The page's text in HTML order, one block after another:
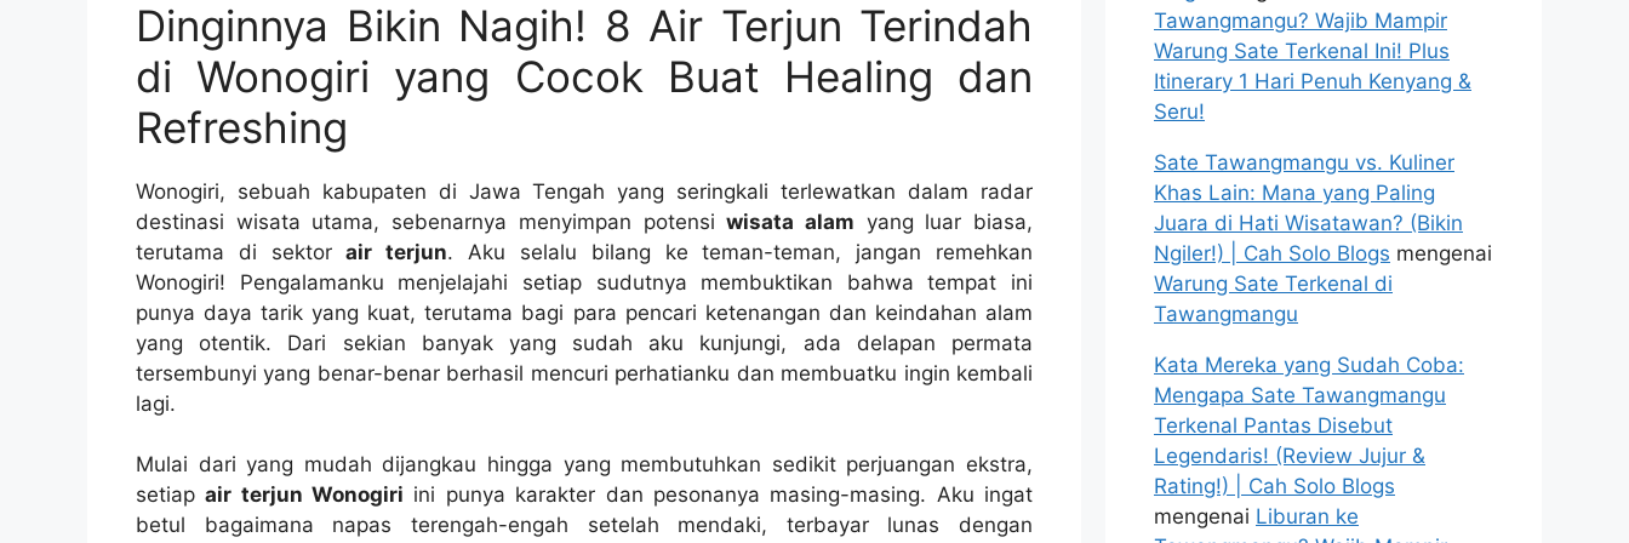
Dinginnya Bikin Nagih! 8 Air Terjun Terindah
di Wonogiri yang Cocok Buat Healing dan
Refreshing
Wonogiri, sebuah kabupaten di Jawa Tengah yang seringkali terlewatkan dalam radar
destinasi wisata utama, sebenarnya menyimpan potensiwisata alam yang luar biasa,
terutama di sektorair terjun. Aku selalu bilang ke teman-teman, jangan remehkan
Wonogiri! Pengalamanku menjelajahi setiap sudutnya membuktikan bahwa tempat ini
punya daya tarik yang kuat, terutama bagi para pencari ketenangan dan keindahan alam
yang otentik. Dari sekian banyak yang sudah aku kunjungi, ada delapan permata
tersembunyi yang benar-benar berhasil mencuri perhatianku dan membuatku ingin kembali
lagi.
Mulai dari yang mudah dijangkau hingga yang membutuhkan sedikit perjuangan ekstra,
setiapair terjun Wonogiri ini punya karakter dan pesonanya masing-masing. Aku ingat
betul bagaimana napas terengah-engah setelah mendaki, terbayar lunas dengan
Tawangmangu? Wajib Mampir
Warung Sate Terkenal Ini! Plus
Itinerary 1 Hari Penuh Kenyang &
Seru!
Sate Tawangmangu vs. Kuliner
Khas Lain: Mana yang Paling
Juara di Hati Wisatawan? (Bikin
Ngiler!) | Cah Solo Blogs mengenai
Warung Sate Terkenal di
Tawangmangu
Kata Mereka yang Sudah Coba:
Mengapa Sate Tawangmangu
Terkenal Pantas Disebut
Legendaris! (Review Jujur &
Rating!) | Cah Solo Blogs
mengenai Liburan ke